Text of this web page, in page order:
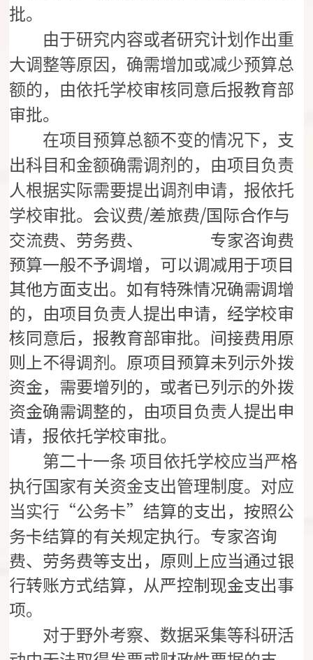
批。
由于研究内容或者研究计划作出重
大调整等原因，确需增加或减少预算总
额的，由依托学校审核同意后报教育部
审批。
在项目预算总额不变的情况下，支
出科目和金额确需调剂的，由项目负责
人根据实际需要提出调剂申请，报依托
学校审批。会议费/差旅费/国际合作与
交流费、劳务费、 专家咨询费
预算一般不予调增，可以调减用于项目
其他方面支出。如有特殊情况确需调增
的，由项目负责人提出申请，经学校审
核同意后，报教育部审批。间接费用原
则上不得调剂。原项目预算未列示外拨
资金，需要增列的，或者已列示的外拨
资金确需调整的，由项目负责人提出申
请，报依托学校审批。
第二十一条 项目依托学校应当严格
执行国家有关资金支出管理制度。对应
当实行 “公务卡”结算的支出，按照公
务卡结算的有关规定执行。专家咨询
费、劳务费等支出，原则上应当通过银
行转账方式结算，从严控制现金支出事
项。
对于野外考察、数据采集等科研活